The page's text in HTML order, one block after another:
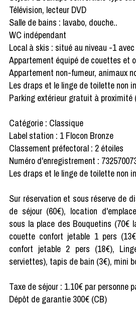
Télévision, lecteur DVD
Salle de bains : lavabo, douche..
WC indépendant
Local à skis : situé au niveau -1
Appartement équipé de couettes et
Appartement non-fumeur, animaux
Les draps et le linge de toilette non
Parking extérieur gratuit à proximité
Catégorie : Classique
Label station : 1 Flocon Bronze
Classement préfectoral : 2 étoiles
Numéro d'enregistrement :
Les draps et le linge de toilette non
Sur réservation et sous réserve de
de séjour (60€), location
sous la place des Bouquetins (70€
couette confort jetable 1 pers
confort jetable 2 pers (18€),
serviettes), tapis de bain (3€), mini
Taxe de séjour : 1.10€ par
Dépôt de garantie 300€ (CB)